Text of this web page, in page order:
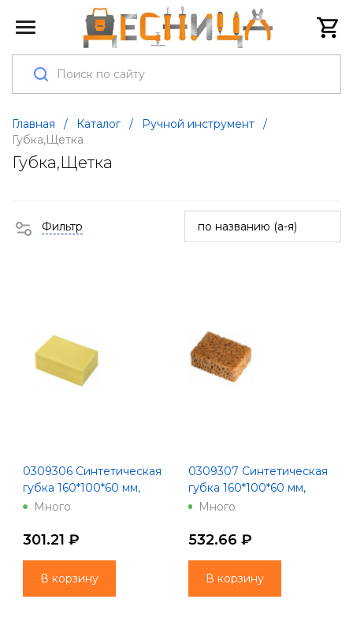
Главная / Каталог / Ручной инструмент
/
Губка,Щетка
Губка,Щетка
Фильтр
0309306 Синтетическая
губка 160*100*60 мм,
полиэфир
Много
301.21 ₽
В корзину
0309307 Синтетическая
губка 160*100*60 мм,
полиуретан
Много
532.66 ₽
В корзину